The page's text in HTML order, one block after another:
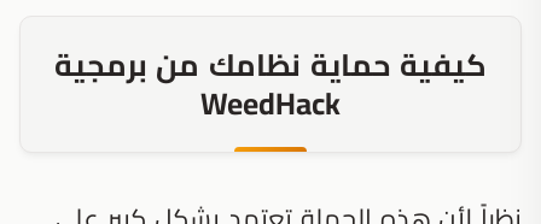
كيفية حماية نظامك من برمجية
WeedHack